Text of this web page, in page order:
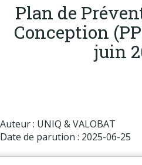
Publications
Actualités
Plan de
Conception
juin
Auteur : UNIQ & VALOBAT
Date de parution : 2025-06-25